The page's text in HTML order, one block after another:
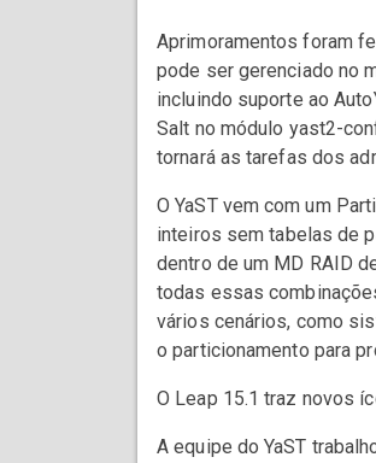
Aprimoramentos foram
pode ser gerenciado no
incluindo suporte ao
Salt no módulo yast2-
tornará as tarefas dos
O YaST vem com um
inteiros sem tabelas de
dentro de um MD RAID
todas essas
vários cenários, como
o particionamento para
O Leap 15.1 traz novos
A equipe do YaST